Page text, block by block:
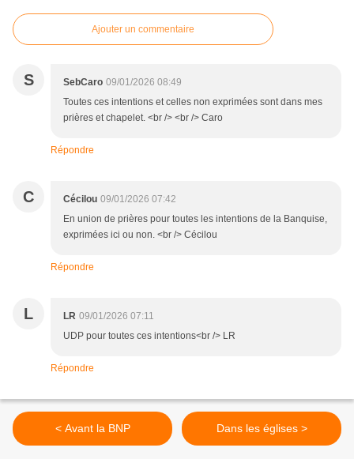
Ajouter un commentaire
S SebCaro 09/01/2026 08:49
Toutes ces intentions et celles non exprimées sont dans mes
prières et chapelet. <br /> <br /> Caro
Répondre
C Cécilou 09/01/2026 07:42
En union de prières pour toutes les intentions de la Banquise,
exprimées ici ou non. <br /> Cécilou
Répondre
L LR 09/01/2026 07:11
UDP pour toutes ces intentions<br /> LR
Répondre
< Avant la BNP Dans les églises >